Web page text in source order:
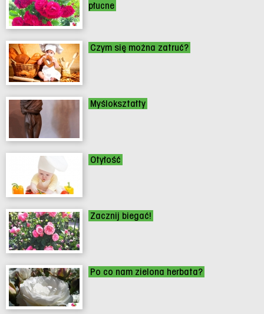
płucne
Czym się można zatruć?
Myślokształty
Otyłość
Zacznij biegać!
Po co nam zielona herbata?